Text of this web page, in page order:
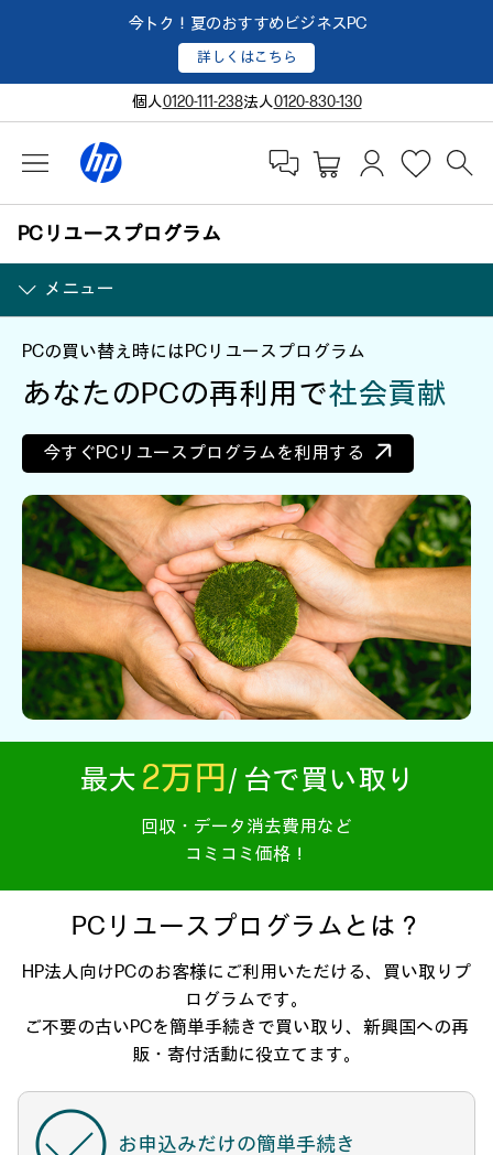
今トク！夏のおすすめビジネスPC
詳しくはこちら
個人0120-111-238法人0120-830-130
PCリユースプログラム
メニュー
PCの買い替え時にはPCリユースプログラム
あなたのPCの再利用で社会貢献
今すぐPCリユースプログラムを利用する
最大 2万円/ 台で買い取り
回収・データ消去費用など
コミコミ価格！
PCリユースプログラムとは？
HP法人向けPCのお客様にご利用いただける、買い取りプ
ログラムです。
ご不要の古いPCを簡単手続きで買い取り、新興国への再
販・寄付活動に役立てます。
お申込みだけの簡単手続き